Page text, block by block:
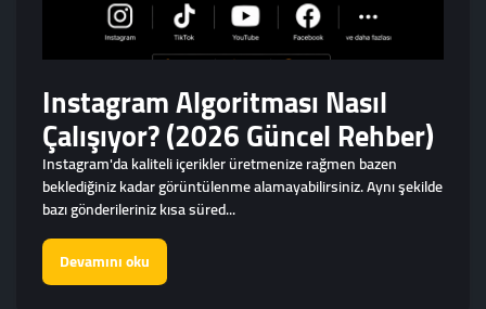
Instagram Algoritması Nasıl
Çalışıyor? (2026 Güncel Rehber)
Instagram'da kaliteli içerikler üretmenize rağmen bazen
beklediğiniz kadar görüntülenme alamayabilirsiniz. Aynı şekilde
bazı gönderileriniz kısa süred...
Devamını oku